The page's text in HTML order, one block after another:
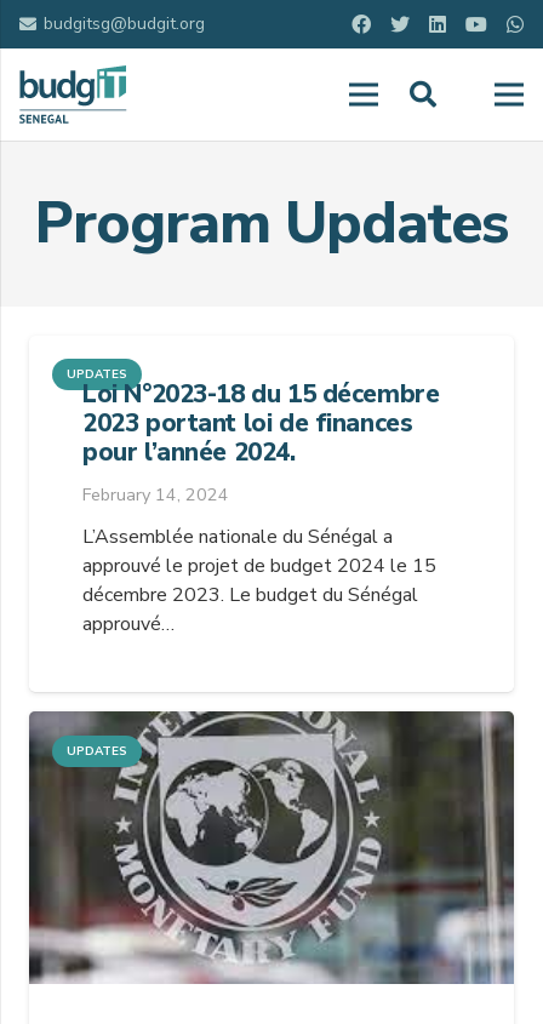
budgitsg@budgit.org
Program Updates
UPDATES
Loi N°2023-18 du 15 décembre
2023 portant loi de finances
pour l’année 2024.
February 14, 2024
L’Assemblée nationale du Sénégal a
approuvé le projet de budget 2024 le 15
décembre 2023. Le budget du Sénégal
approuvé…
UPDATES